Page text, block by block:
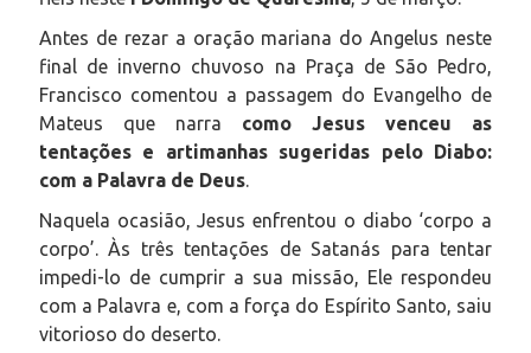
Antes de rezar a oração mariana do Angelus neste
final de inverno chuvoso na Praça de São Pedro,
Francisco comentou a passagem do Evangelho de
Mateus que narra como Jesus venceu as
tentações e artimanhas sugeridas pelo Diabo:
com a Palavra de Deus.
Naquela ocasião, Jesus enfrentou o diabo ‘corpo a
corpo’. Às três tentações de Satanás para tentar
impedi-lo de cumprir a sua missão, Ele respondeu
com a Palavra e, com a força do Espírito Santo, saiu
vitorioso do deserto.